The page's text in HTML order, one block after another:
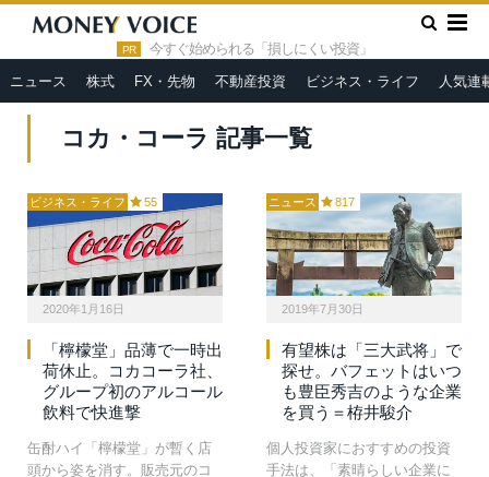
PR 今すぐ始められる「損しにくい投資」
ニュース 株式 FX・先物 不動産投資 ビジネス・ライフ 人気連
HOME » コカ・コーラ
コカ・コーラ 記事一覧
ビジネス・ライフ 55
2020年1月16日
「檸檬堂」品薄で一時出
荷休止。コカコーラ社、
グループ初のアルコール
飲料で快進撃
缶酎ハイ「檸檬堂」が暫く店
頭から姿を消す。販売元のコ
ニュース 817
2019年7月30日
有望株は「三大武将」で
探せ。バフェットはいつ
も豊臣秀吉のような企業
を買う＝栫井駿介
個人投資家におすすめの投資
手法は、「素晴らしい企業に